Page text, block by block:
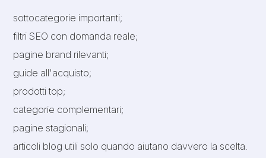
sottocategorie importanti;
filtri SEO con domanda reale;
pagine brand rilevanti;
guide all'acquisto;
prodotti top;
categorie complementari;
pagine stagionali;
articoli blog utili solo quando aiutano davvero la scelta.